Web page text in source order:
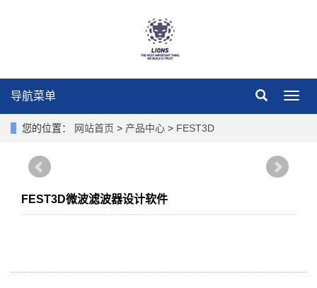
导
导航菜单
您的位置： 网站首页 > 产品中心 > FEST3D
FEST3D微波滤波器设计软件